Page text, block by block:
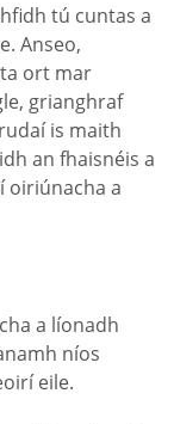
tú cuntas a
Anseo,
ort mar
grianghraf
is maith
an fhaisnéis a
oiriúnacha a
a líonadh
níos
eile.